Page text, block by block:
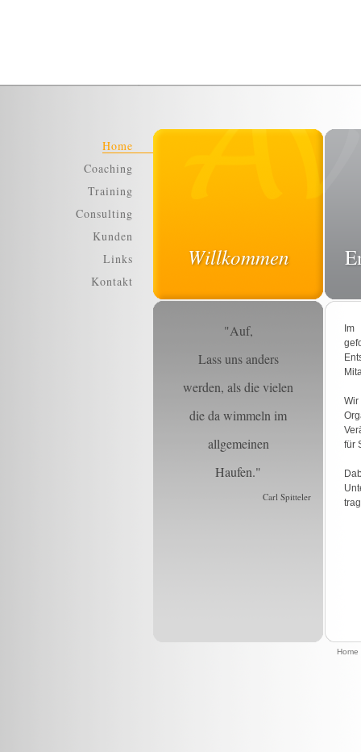
Im
für
Home
Home
Coaching
Training
Consulting
Kunden
Links
Kontakt
Willkommen
"Auf,
Lass uns anders
werden, als die vielen
die da wimmeln im
allgemeinen
Haufen."
Carl Spitteler